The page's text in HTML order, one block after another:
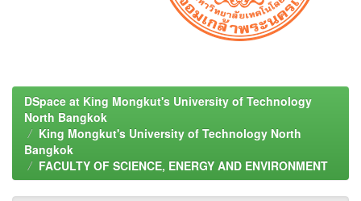
DSpace at King Mongkut's University of Technology
North Bangkok
King Mongkut's University of Technology North
Bangkok
FACULTY OF SCIENCE, ENERGY AND ENVIRONMENT